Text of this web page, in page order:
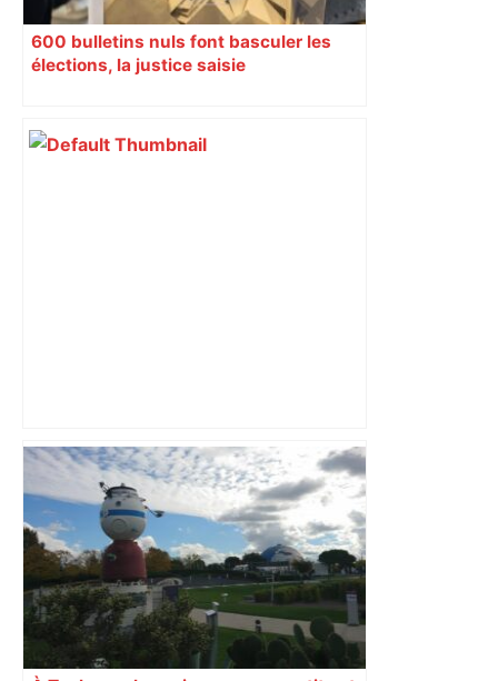
600 bulletins nuls font basculer les
élections, la justice saisie
Après les orages, les berges de la
Garonne menacées par la montée des
eaux – ladepeche.fr